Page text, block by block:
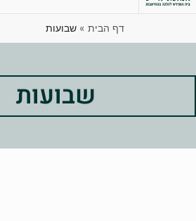
דף הבית » שבועות
שבועות